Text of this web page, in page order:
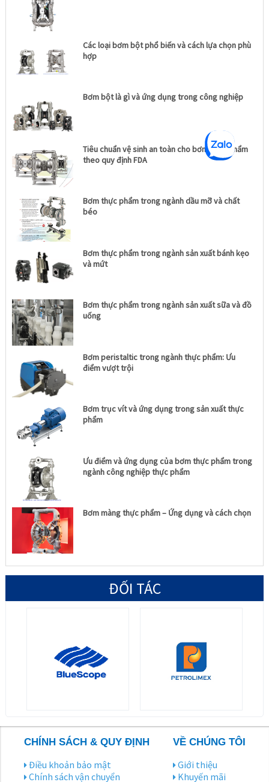
Các loại bơm bột phổ biến và cách lựa chọn phù
hợp
Bơm bột là gì và ứng dụng trong công nghiệp
Tiêu chuẩn vệ sinh an toàn cho bơm thực phẩm
theo quy định FDA
Bơm thực phẩm trong ngành dầu mỡ và chất
béo
Bơm thực phẩm trong ngành sản xuất bánh kẹo
và mứt
Bơm thực phẩm trong ngành sản xuất sữa và đồ
uống
Bơm peristaltic trong ngành thực phẩm: Ưu
điểm vượt trội
Bơm trục vít và ứng dụng trong sản xuất thực
phẩm
Ưu điểm và ứng dụng của bơm thực phẩm trong
ngành công nghiệp thực phẩm
Bơm màng thực phẩm – Ứng dụng và cách chọn
ĐỐI TÁC
CHÍNH SÁCH & QUY ĐỊNH
Điều khoản bảo mật
Chính sách vận chuyển
VỀ CHÚNG TÔI
Giới thiệu
Khuyến mãi